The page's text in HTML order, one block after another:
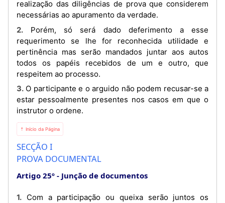
realização das diligências de prova que considerem
necessárias ao apuramento da verdade.
2. Porém, só será dado deferimento a esse
requerimento se lhe for reconhecida utilidade e
pertinência mas serão mandados juntar aos autos
todos os papéis recebidos de um e outro, que
respeitem ao processo.
3. O participante e o arguido não podem recusar-se a
estar pessoalmente presentes nos casos em que o
instrutor o ordene.
⇡ Início da Página
SECÇÃO I
PROVA DOCUMENTAL
Artigo 25º Junção de documentos
1. Com a participação ou queixa serão juntos os